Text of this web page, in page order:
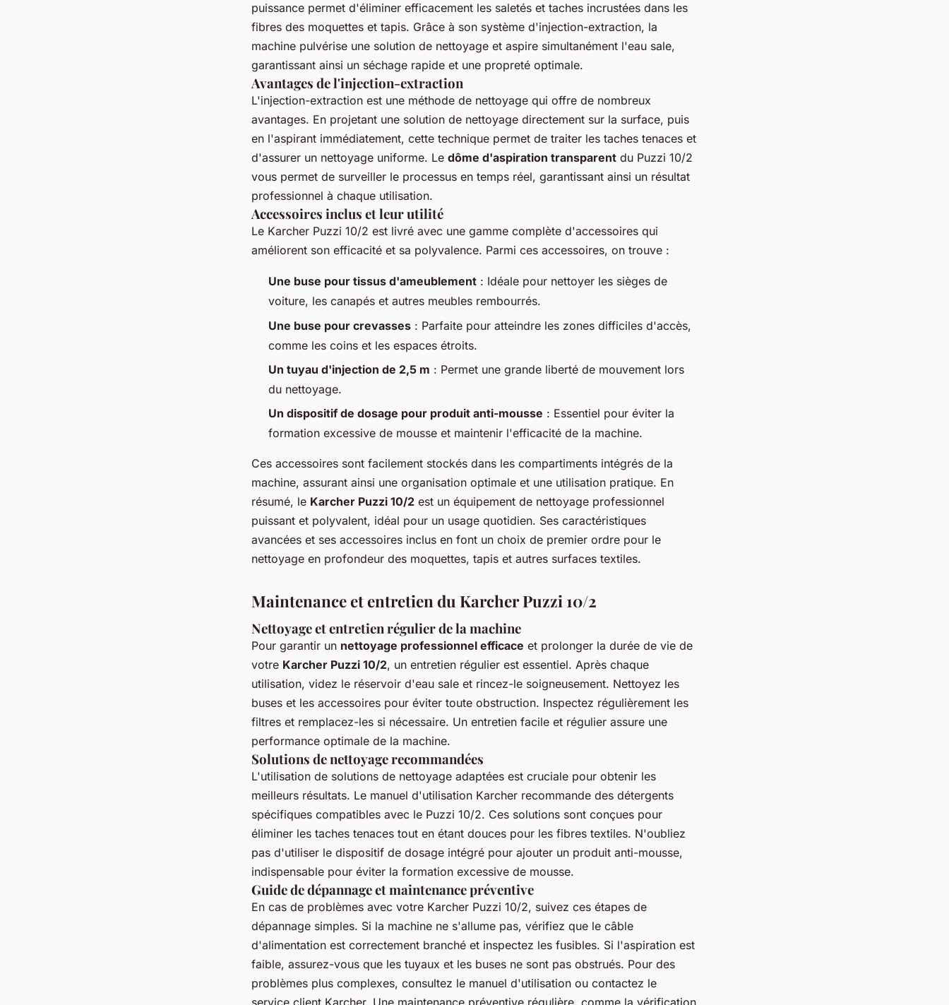
puissance permet d'éliminer efficacement les saletés et taches incrustées dans les
fibres des moquettes et tapis. Grâce à son système d'injection-extraction, la
machine pulvérise une solution de nettoyage et aspire simultanément l'eau sale,
garantissant ainsi un séchage rapide et une propreté optimale.
Avantages de l'injection-extraction
L'injection-extraction est une méthode de nettoyage qui offre de nombreux
avantages. En projetant une solution de nettoyage directement sur la surface, puis
en l'aspirant immédiatement, cette technique permet de traiter les taches tenaces et
d'assurer un nettoyage uniforme. Le dôme d'aspiration transparent du Puzzi 10/2
vous permet de surveiller le processus en temps réel, garantissant ainsi un résultat
professionnel à chaque utilisation.
Accessoires inclus et leur utilité
Le Karcher Puzzi 10/2 est livré avec une gamme complète d'accessoires qui
améliorent son efficacité et sa polyvalence. Parmi ces accessoires, on trouve :
Une buse pour tissus d'ameublement : Idéale pour nettoyer les sièges de
voiture, les canapés et autres meubles rembourrés.
Une buse pour crevasses : Parfaite pour atteindre les zones difficiles d'accès,
comme les coins et les espaces étroits.
Un tuyau d'injection de 2,5 m : Permet une grande liberté de mouvement lors
du nettoyage.
Un dispositif de dosage pour produit anti-mousse : Essentiel pour éviter la
formation excessive de mousse et maintenir l'efficacité de la machine.
Ces accessoires sont facilement stockés dans les compartiments intégrés de la
machine, assurant ainsi une organisation optimale et une utilisation pratique. En
résumé, le Karcher Puzzi 10/2 est un équipement de nettoyage professionnel
puissant et polyvalent, idéal pour un usage quotidien. Ses caractéristiques
avancées et ses accessoires inclus en font un choix de premier ordre pour le
nettoyage en profondeur des moquettes, tapis et autres surfaces textiles.
Maintenance et entretien du Karcher Puzzi 10/2
Nettoyage et entretien régulier de la machine
Pour garantir un nettoyage professionnel efficace et prolonger la durée de vie de
votre Karcher Puzzi 10/2, un entretien régulier est essentiel. Après chaque
utilisation, videz le réservoir d'eau sale et rincez-le soigneusement. Nettoyez les
buses et les accessoires pour éviter toute obstruction. Inspectez régulièrement les
filtres et remplacez-les si nécessaire. Un entretien facile et régulier assure une
performance optimale de la machine.
Solutions de nettoyage recommandées
L'utilisation de solutions de nettoyage adaptées est cruciale pour obtenir les
meilleurs résultats. Le manuel d'utilisation Karcher recommande des détergents
spécifiques compatibles avec le Puzzi 10/2. Ces solutions sont conçues pour
éliminer les taches tenaces tout en étant douces pour les fibres textiles. N'oubliez
pas d'utiliser le dispositif de dosage intégré pour ajouter un produit anti-mousse,
indispensable pour éviter la formation excessive de mousse.
Guide de dépannage et maintenance préventive
En cas de problèmes avec votre Karcher Puzzi 10/2, suivez ces étapes de
dépannage simples. Si la machine ne s'allume pas, vérifiez que le câble
d'alimentation est correctement branché et inspectez les fusibles. Si l'aspiration est
faible, assurez-vous que les tuyaux et les buses ne sont pas obstrués. Pour des
problèmes plus complexes, consultez le manuel d'utilisation ou contactez le